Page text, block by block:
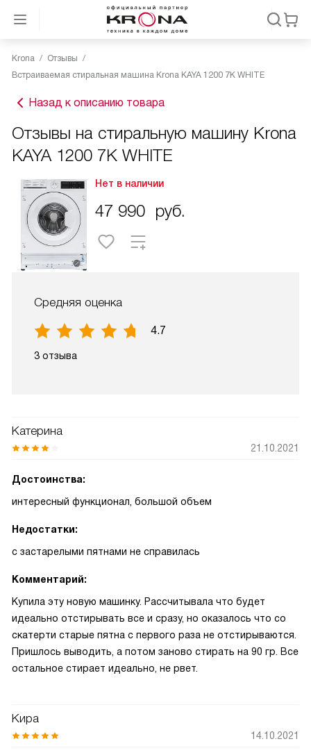
Krona
Отзывы
Встраиваемая стиральная машина Krona KAYA 1200 7K WHITE
Назад к описанию товара
Отзывы на стиральную машину Krona
KAYA 1200 7K WHITE
Нет в наличии
47 990 руб.
Средняя оценка
4.7
3 отзыва
Катерина
21.10.2021
Достоинства:
интересный функционал, большой объем
Недостатки:
с застарелыми пятнами не справилась
Комментарий:
Купила эту новую машинку. Рассчитывала что будет
идеально отстирывать все и сразу, но оказалось что со
скатерти старые пятна с первого раза не отстирываются.
Пришлось выводить, а потом заново стирать на 90 гр. Все
остальное стирает идеально, не рвет.
Кира
14.10.2021